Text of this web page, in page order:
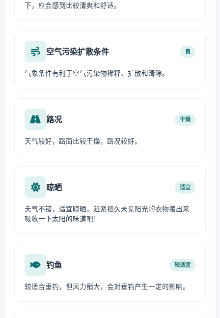
下，应会感到比较清爽和舒适。
空气污染扩散条件 良
气象条件有利于空气污染物稀释、扩散和清除。
路况 干燥
天气较好，路面比较干燥，路况较好。
晾晒 适宜
天气不错，适宜晾晒。赶紧把久未见阳光的衣物搬出来
吸收一下太阳的味道吧！
钓鱼 较适宜
较适合垂钓，但风力稍大，会对垂钓产生一定的影响。